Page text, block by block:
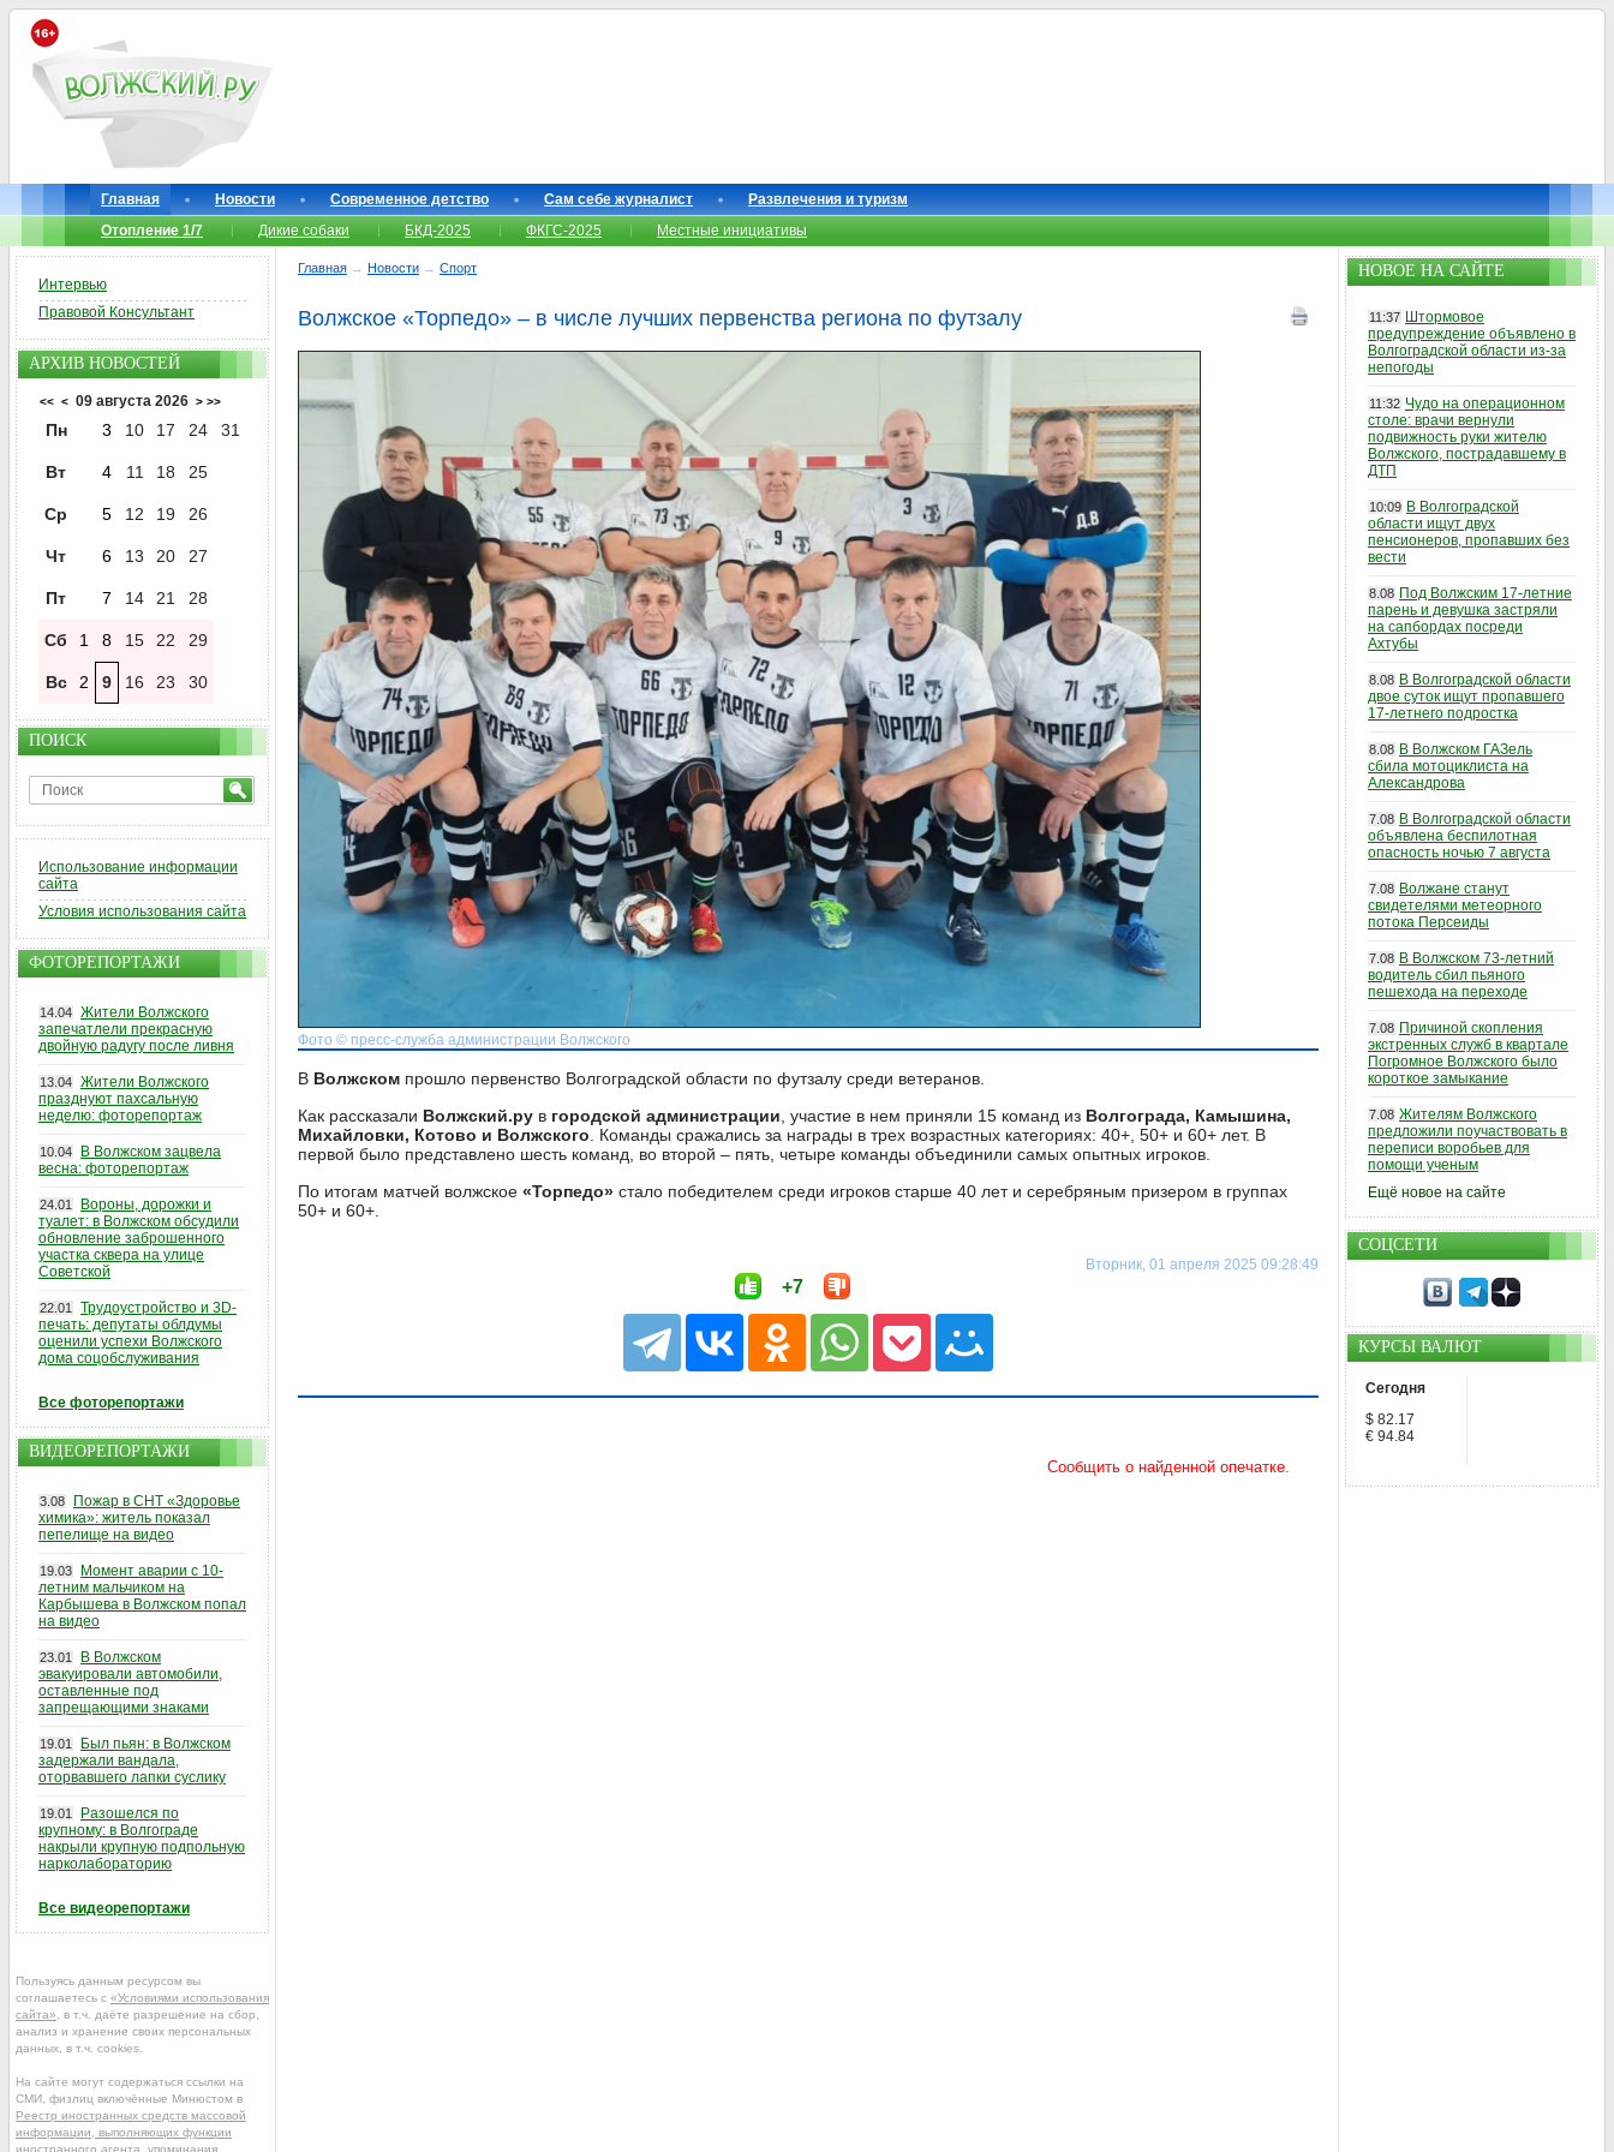
Главная Новости Современное детство Сам себе журналист
Развлечения и туризм
Отопление 1/7
Дикие собаки БКД-2025 ФКГС-2025 Местные инициативы
Главная → Новости → Спорт
Волжское «Торпедо» – в числе лучших первенства региона по футзалу
Фото © пресс-служба администрации Волжского
В Волжском прошло первенство Волгоградской области по футзалу среди ветеранов.
Как рассказали Волжский.ру в городской администрации , участие в нем приняли 15 команд из Волгограда, Камышина,
Михайловки, Котово и Волжского . Команды сражались за награды в трех возрастных категориях: 40+, 50+ и 60+ лет. В
первой было представлено шесть команд, во второй – пять, четыре команды объединили самых опытных игроков.
По итогам матчей волжское «Торпедо» стало победителем среди игроков старше 40 лет и серебряным призером в группах
50+ и 60+.
Вторник, 01 апреля 2025 09:28:49
+7
Интервью
Правовой Консультант
АРХИВ НОВОСТЕЙ
<< < 09 августа 2026 > >>
Пн 3 10 17 24 31
Вт 4 11 18 25
Ср 5 12 19 26
Чт 6 13 20 27
Пт 7 14 21 28
Сб 1 8 15 22 29
Вс 2 9 16 23 30
ПОИСК
Использование информации
сайта
Условия использования сайта
ФОТОРЕПОРТАЖИ
14.04 Жители Волжского
запечатлели прекрасную
двойную радугу после ливня
13.04 Жители Волжского
празднуют пахсальную
неделю: фоторепортаж
10.04
В Волжском зацвела
весна: фоторепортаж
24.01
Вороны, дорожки и
туалет: в Волжском обсудили
обновление заброшенного
участка сквера на улице
Советской
22.01
Трудоустройство и 3D-
печать: депутаты облдумы
оценили успехи Волжского
дома соцобслуживания
Все фоторепортажи
ВИДЕОРЕПОРТАЖИ
3.08
Пожар в СНТ «Здоровье
химика»: житель показал
пепелище на видео
19.03
Момент аварии с 10-
летним мальчиком на
Карбышева в Волжском попал
на видео
23.01
В Волжском
эвакуировали автомобили,
оставленные под
запрещающими знаками
19.01
Был пьян: в Волжском
задержали вандала,
оторвавшего лапки суслику
19.01
Разошелся по
крупному: в Волгограде
накрыли крупную подпольную
нарколабораторию
Все видеорепортажи
Пользуясь данным ресурсом вы
соглашаетесь с «Условиями использования
сайта» , в т.ч. даёте разрешение на сбор,
анализ и хранение своих персональных
данных, в т.ч. cookies.
На сайте могут содержаться ссылки на
СМИ, физлиц включённые Минюстом в
Реестр иностранных средств массовой
информации, выполняющих функции
иностранного агента , упоминания
НОВОЕ НА САЙТЕ
11:37 Штормовое
предупреждение объявлено в
Волгоградской области из-за
непогоды
11:32 Чудо на операционном
столе: врачи вернули
подвижность руки жителю
Волжского, пострадавшему в
ДТП
10:09 В Волгоградской
области ищут двух
пенсионеров, пропавших без
вести
8.08 Под Волжским 17-летние
парень и девушка застряли
на сапбордах посреди
Ахтубы
8.08 В Волгоградской области
двое суток ищут пропавшего
17-летнего подростка
8.08 В Волжском ГАЗель
сбила мотоциклиста на
Александрова
7.08 В Волгоградской области
объявлена беспилотная
опасность ночью 7 августа
7.08 Волжане станут
свидетелями метеорного
потока Персеиды
7.08 В Волжском 73-летний
водитель сбил пьяного
пешехода на переходе
7.08 Причиной скопления
экстренных служб в квартале
Погромное Волжского было
короткое замыкание
7.08 Жителям Волжского
предложили поучаствовать в
переписи воробьев для
помощи ученым
Ещё новое на сайте
СОЦСЕТИ
КУРСЫ ВАЛЮТ
Сегодня
$ 82.17
€ 94.84